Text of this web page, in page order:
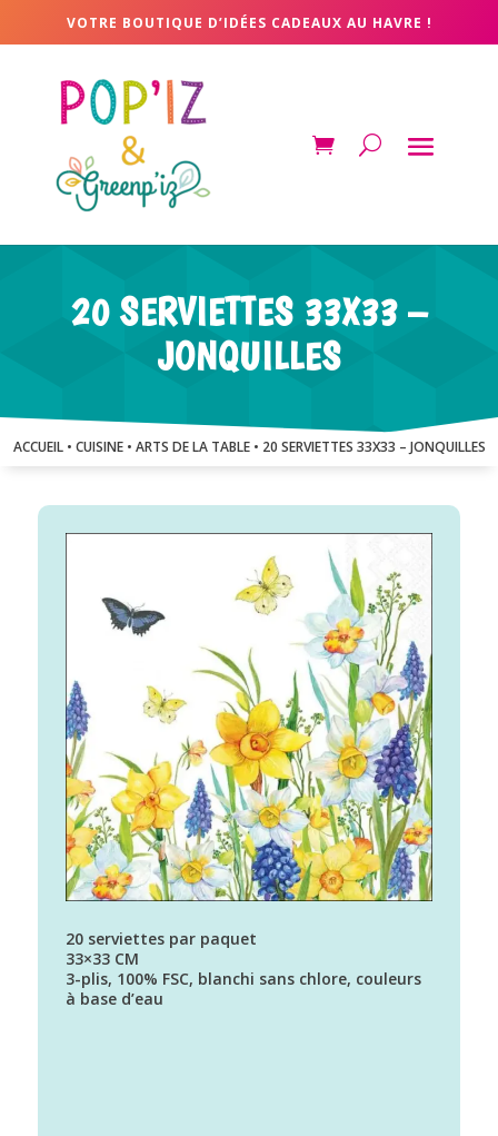
VOTRE BOUTIQUE D’IDÉES CADEAUX AU HAVRE !
20 SERVIETTES 33X33 –
JONQUILLES
ACCUEIL• CUISINE• ARTS DE LA TABLE• 20 SERVIETTES 33X33 – JONQUILLES
20 serviettes par paquet
33×33 CM
3-plis, 100% FSC, blanchi sans chlore, couleurs
à base d’eau